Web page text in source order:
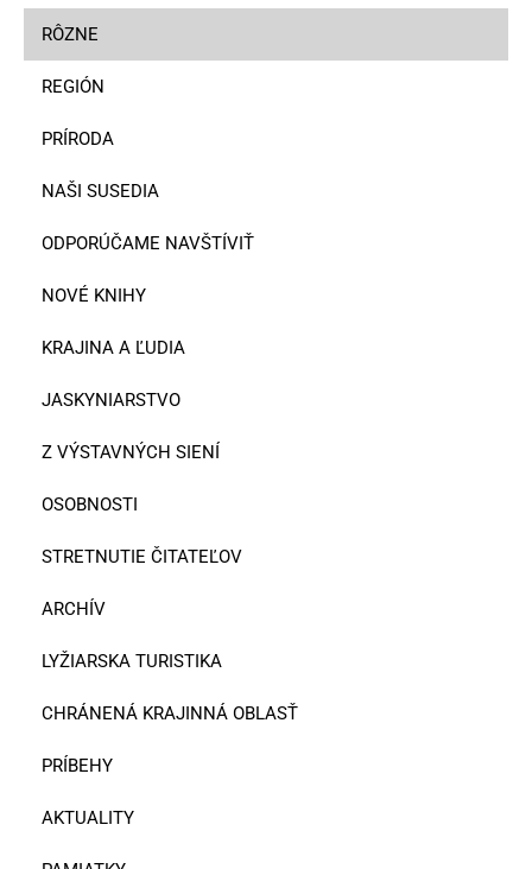
RÔZNE
REGIÓN
PRÍRODA
NAŠI SUSEDIA
ODPORÚČAME NAVŠTÍVIŤ
NOVÉ KNIHY
KRAJINA A ĽUDIA
JASKYNIARSTVO
Z VÝSTAVNÝCH SIENÍ
OSOBNOSTI
STRETNUTIE ČITATEĽOV
ARCHÍV
LYŽIARSKA TURISTIKA
CHRÁNENÁ KRAJINNÁ OBLASŤ
PRÍBEHY
AKTUALITY